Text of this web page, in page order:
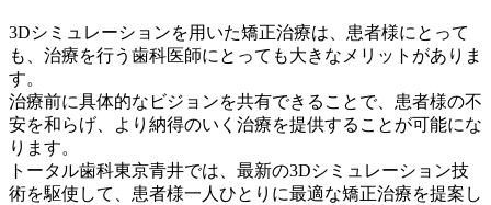
3Dシミュレーションを用いた矯正治療は、患者様にとって
も、治療を行う歯科医師にとっても大きなメリットがありま
す。
治療前に具体的なビジョンを共有できることで、患者様の不
安を和らげ、より納得のいく治療を提供することが可能にな
ります。
トータル歯科東京青井では、最新の3Dシミュレーション技
術を駆使して、患者様一人ひとりに最適な矯正治療を提案し